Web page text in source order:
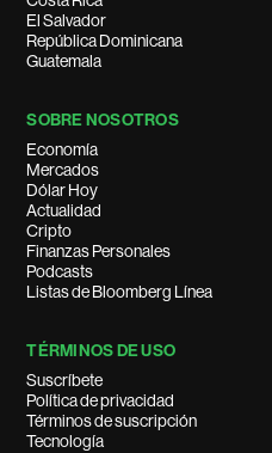
El Salvador
República Dominicana
Guatemala
SOBRE NOSOTROS
Economía
Mercados
Dólar Hoy
Actualidad
Cripto
Finanzas Personales
Podcasts
Listas de Bloomberg Línea
TÉRMINOS DE USO
Suscríbete
Política de privacidad
Términos de suscripción
Tecnología